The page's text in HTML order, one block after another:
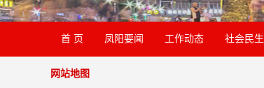
首 页 凤阳要闻 工作动态 社会民生
网站地图